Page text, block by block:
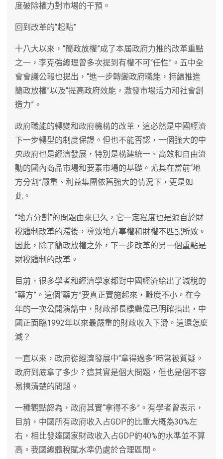
度破除權力對市場的干預。
回到改革的“起點”
十八大以來，“簡政放權”成了本屆政府力推的改革重點
之一，李克強總理曾多次提到有權不可“任性”。五中全
會會議公報也提出，“進一步轉變政府職能，持續推進
簡政放權”以及“提高政府效能，激發市場活力和社會創
造力”。
政府職能的轉變和政府機構的改革，這必然是中國經濟
下一步轉型的制度保證。但也不能否認，一個強大的中
央政府也是經濟發展，特別是構建統一、高效和自由流
動的國內商品市場和要素市場的基礎。尤其在當前“地
方分割”嚴重、利益集團依舊強大的情況下，更是如
此。
“地方分割”的問題由來已久，它一定程度也是源自於財
稅體制改革的滯後，導致地方事權和財權不匹配所致。
因此，除了簡政放權之外，下一步改革的另一個重點是
財稅體制的改革。
目前，很多學者和經濟學家都對中國經濟給出了減稅的
“藥方”。這個“藥方”要真正實施起來，難度不小。在今
年的一次公開演講中，財政部長樓繼偉已明確指出，中
國正面臨1992年以來最嚴重的財政收入下滑。這還怎麼
減？
一直以來，政府從經濟發展中“拿得過多”時常被質疑。
政府到底拿了多少？這其實是個大問題，但也是個不容
易搞清楚的問題。
一種觀點認為，政府其實“拿得不多”。有學者曾表示，
目前，中國所有政府收入占GDP的比重大概為30%左
右，相比發達國家財政收入占GDP約40%的水準並不算
高。我國總體稅賦水準仍處於合理區間。